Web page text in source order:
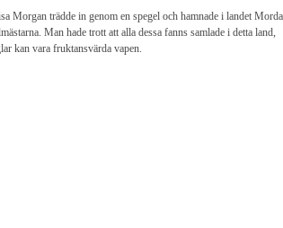
Morgan trädde in genom en spegel och hamnade i landet
Man hade trott att alla dessa fanns samlade i detta land,
kan vara fruktansvärda vapen.